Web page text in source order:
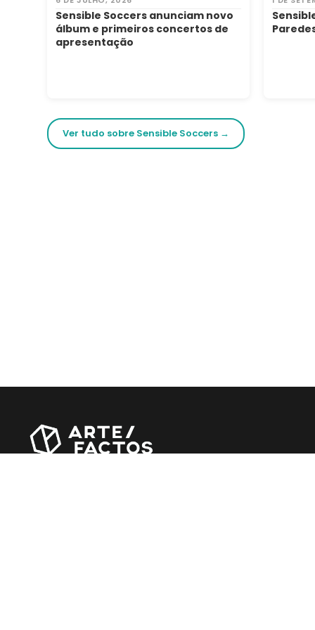
Sensible Soccers anunciam novo
álbum e primeiros concertos de
apresentação
Ver tudo sobre Sensible Soccers →